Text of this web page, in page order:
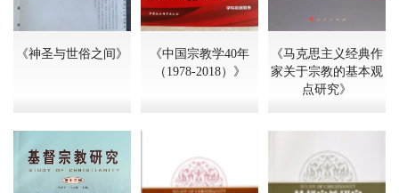
《神圣与世俗之间》
《中国宗教学40年
（1978-2018）》
《马克思主义经典作
家关于宗教的基本观
点研究》